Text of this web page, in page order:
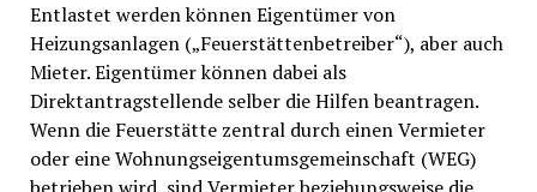
Entlastet werden können Eigentümer von
Heizungsanlagen („Feuerstättenbetreiber“), aber auch
Mieter. Eigentümer können dabei als
Direktantragstellende selber die Hilfen beantragen.
Wenn die Feuerstätte zentral durch einen Vermieter
oder eine Wohnungseigentumsgemeinschaft (WEG)